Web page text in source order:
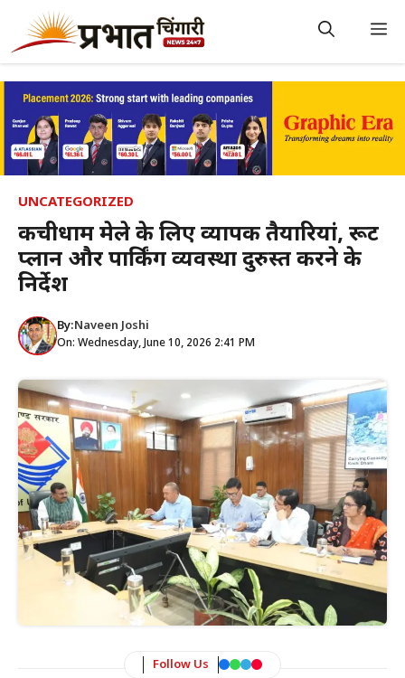
content
UNCATEGORIZED
कैंचीधाम मेले के लिए व्यापक तैयारियां, रूट
प्लान और पार्किंग व्यवस्था दुरुस्त करने के
निर्देश
By:Naveen Joshi
On: Wednesday, June 10, 2026 2:41 PM
Follow Us